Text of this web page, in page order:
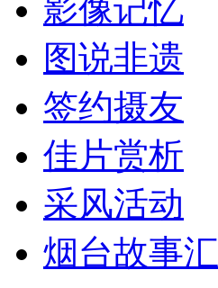
影像记忆
图说非遗
签约摄友
佳片赏析
采风活动
烟台故事汇